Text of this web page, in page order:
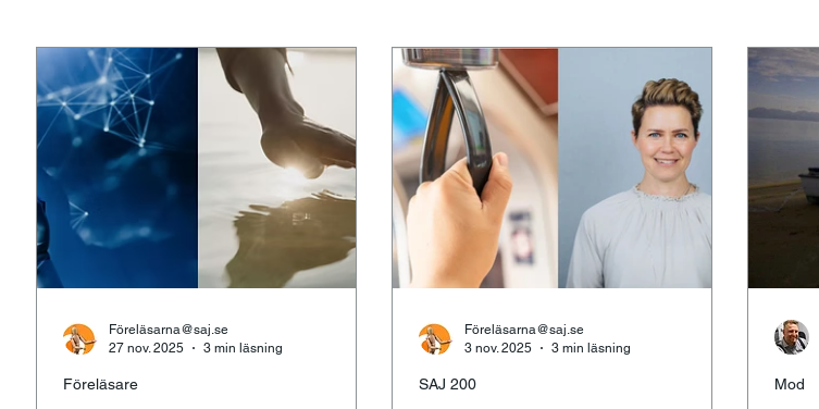
Föreläsare
Föreläsarna@saj.se
27 nov. 2025
3 min läsning
SAJ 200
Föreläsarna@saj.se
3 nov. 2025
3 min läsning
Mod